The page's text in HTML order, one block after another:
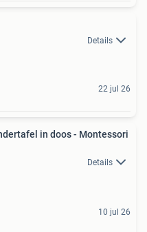
Details
22 jul 26
in doos - Montessori
Details
10 jul 26